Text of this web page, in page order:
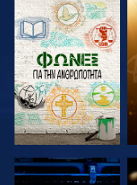
ΕΞΕΡΕΥΝΗΣΤΕ
ΤΗ ΣΕΙΡΑ